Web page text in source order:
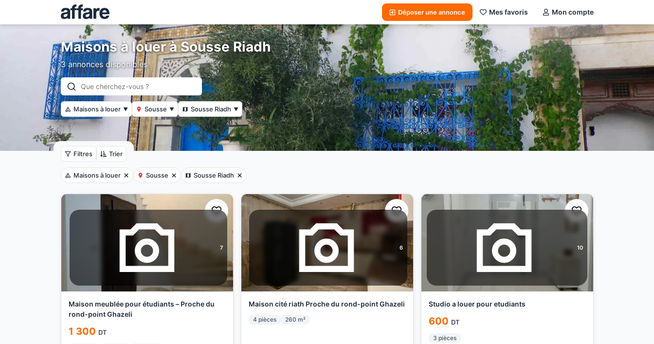
Déposer une annonce Mes favoris Mon compte
Maisons à louer à Sousse Riadh
3 annonces disponibles
Maisons à louer ▼ Sousse ▼ Sousse Riadh ▼
Filtres Trier
Maisons à louer Sousse Sousse Riadh
7
Maison meublée pour étudiants – Proche du
rond-point Ghazeli
1 300 DT
6
Maison cité riath Proche du rond-point Ghazeli
4 pièces 260 m²
10
Studio a louer pour etudiants
600 DT
3 pièces